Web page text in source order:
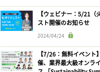
【ウェビナー：5/21（
スト開催のお知らせ
2024/04/24
【7/26：無料イベント
催、業界最大級オンラ